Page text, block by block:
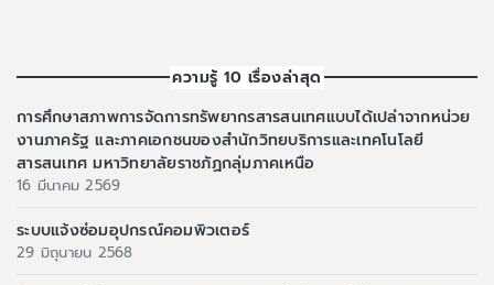
ความรู้ 10 เรื่องล่าสุด
การศึกษาสภาพการจัดการทรัพยากรสารสนเทศแบบได้เปล่าจากหน่วย
งานภาครัฐ และภาคเอกชนของสำนักวิทยบริการและเทคโนโลยี
สารสนเทศ มหาวิทยาลัยราชภัฏกลุ่มภาคเหนือ
16 มีนาคม 2569
ระบบแจ้งซ่อมอุปกรณ์คอมพิวเตอร์
29 มิถุนายน 2568